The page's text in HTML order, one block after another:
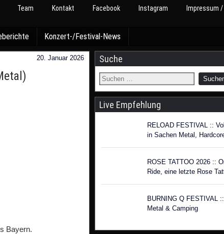
Team Kontakt Facebook Instagram Impressum
Konzert-/Festival-News
20. Januar 2026
Bayern.
Suche
Live Empfehlung
RELOAD FESTIVAL ::
in Sachen Metal,
ROSE TATTOO 2026 ::
Ride, eine letzte Rose
BURNING Q FESTIVAL
Metal & Camping